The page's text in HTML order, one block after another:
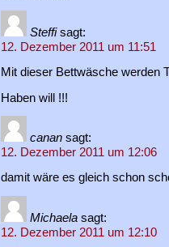
Steffi sagt:
12. Dezember 2011 um 11:51
Mit dieser Bettwäsche werden
Haben will !!!
canan sagt:
12. Dezember 2011 um 12:06
damit wäre es gleich schon
Michaela sagt:
12. Dezember 2011 um 12:10